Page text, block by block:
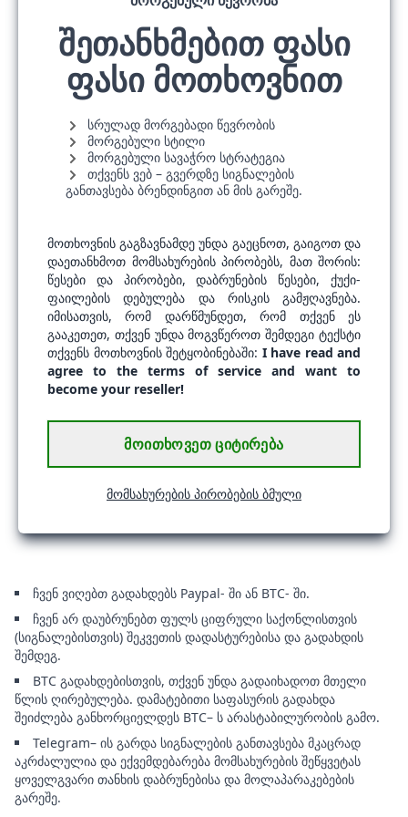
შეთანხმებით ფასი
ფასი მოთხოვნით
სრულად მორგებადი წევრობის
მორგებული სტილი
მორგებული სავაჭრო სტრატეგია
თქვენს ვებ – გვერდზე სიგნალების
განთავსება ბრენდინგით ან მის გარეშე.
მოთხოვნის გაგზავნამდე უნდა გაეცნოთ, გაიგოთ და
დაეთანხმოთ მომსახურების პირობებს, მათ შორის:
წესები და პირობები, დაბრუნების წესები, ქუქი-
ფაილების დებულება და რისკის გამჟღავნება.
იმისათვის, რომ დარწმუნდეთ, რომ თქვენ ეს
გააკეთეთ, თქვენ უნდა მოგვწეროთ შემდეგი ტექსტი
თქვენს მოთხოვნის შეტყობინებაში: I have read and
agree to the terms of service and want to
become your reseller!
ᲛᲝᲘᲗᲮᲝᲕᲔᲗ ᲪᲘᲢᲘᲠᲔᲑᲐ
მომსახურების პირობების ბმული
ჩვენ ვიღებთ გადახდებს Paypal- ში ან BTC- ში.
ჩვენ არ დაუბრუნებთ ფულს ციფრული საქონლისთვის
(სიგნალებისთვის) შეკვეთის დადასტურებისა და გადახდის
შემდეგ.
BTC გადახდებისთვის, თქვენ უნდა გადაიხადოთ მთელი
წლის ღირებულება. დამატებითი საფასურის გადახდა
შეიძლება განხორციელდეს BTC– ს არასტაბილურობის გამო.
Telegram– ის გარდა სიგნალების განთავსება მკაცრად
აკრძალულია და ექვემდებარება მომსახურების შეწყვეტას
ყოველგვარი თანხის დაბრუნებისა და მოლაპარაკებების
გარეშე.